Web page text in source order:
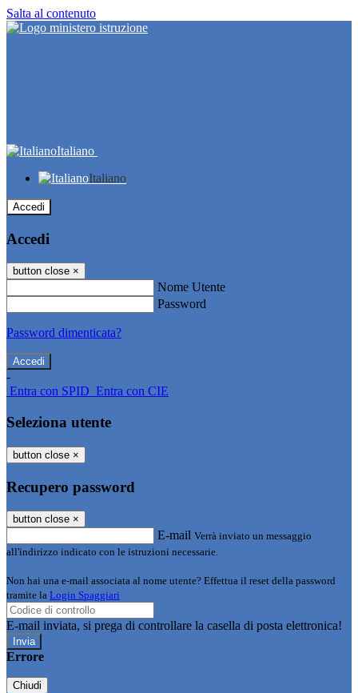
Salta al contenuto
Italiano
Italiano
Accedi
Accedi
button close ×
Nome Utente
Password
Password dimenticata?
-
Entra con SPID Entra con CIE
Seleziona utente
button close ×
Recupero password
button close ×
E-mail Verrà inviato un messaggio
all'indirizzo indicato con le istruzioni necessarie.
Non hai una e-mail associata al nome utente? Effettua il reset della password
tramite la Login Spaggiari
E-mail inviata, si prega di controllare la casella di posta elettronica!
Errore
Chiudi